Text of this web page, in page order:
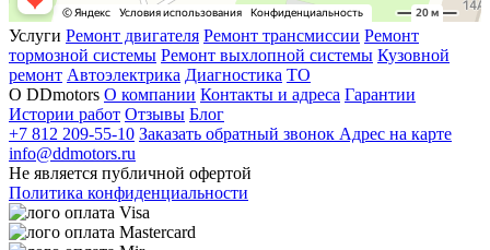
Услуги Ремонт двигателя Ремонт трансмиссии Ремонт
тормозной системы Ремонт выхлопной системы Кузовной
ремонт Автоэлектрика Диагностика ТО
О DDmotors О компании Контакты и адреса Гарантии
Истории работ Отзывы Блог
+7 812 209-55-10 Заказать обратный звонок Адрес на карте
info@ddmotors.ru
Не является публичной офертой
Политика конфиденциальности